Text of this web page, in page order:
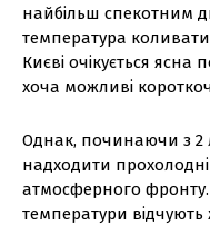
найбільш спекотним
температура
Києві очікується ясна
хоча можливі
Однак, починаючи з 2
надходити
атмосферного
температури відчують